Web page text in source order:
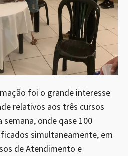
foi o grande interesse
relativos aos três cursos
onde qase 100
simultaneamente, em
de Atendimento e